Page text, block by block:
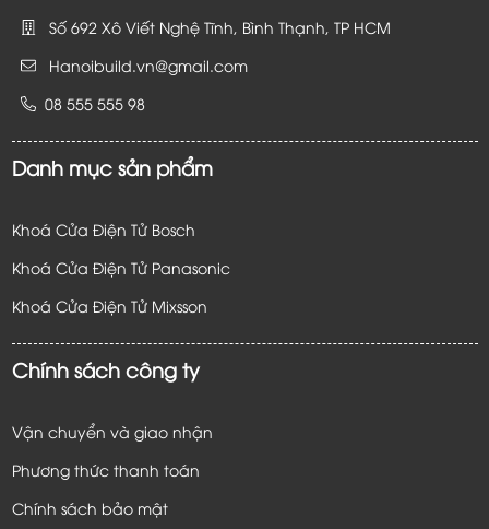
Số 692 Xô Viết Nghệ Tĩnh, Bình Thạnh, TP HCM
Hanoibuild.vn@gmail.com
08 555 555 98
Danh mục sản phẩm
Khoá Cửa Điện Tử Bosch
Khoá Cửa Điện Tử Panasonic
Khoá Cửa Điện Tử Mixsson
Chính sách công ty
Vận chuyển và giao nhận
Phương thức thanh toán
Chính sách bảo mật